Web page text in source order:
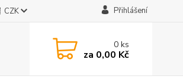
CZK Přihlášení
0ks
za 0,00 Kč